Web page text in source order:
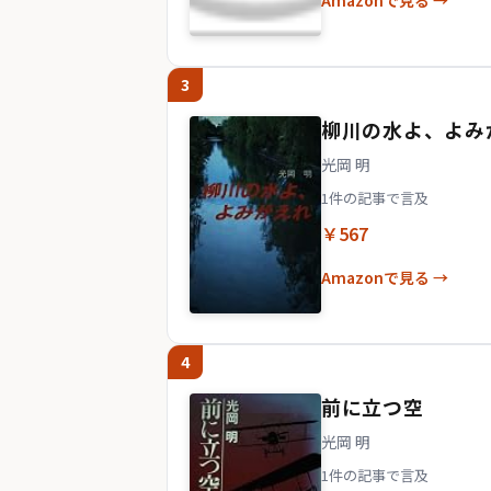
3
柳川の水よ、よ
光岡 明
1件の記事で言及
￥567
Amazonで見る →
4
前に立つ空
光岡 明
1件の記事で言及